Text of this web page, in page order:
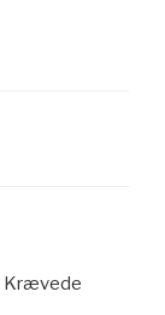
Krævede